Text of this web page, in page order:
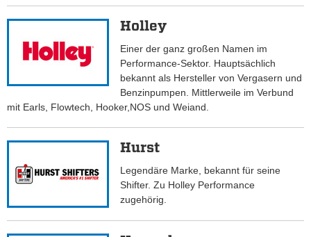
Holley
Einer der ganz großen Namen im
Performance-Sektor. Hauptsächlich
bekannt als Hersteller von Vergasern und
Benzinpumpen. Mittlerweile im Verbund
mit Earls, Flowtech, Hooker,NOS und Weiand.
Hurst
Legendäre Marke, bekannt für seine
Shifter. Zu Holley Performance
zugehörig.